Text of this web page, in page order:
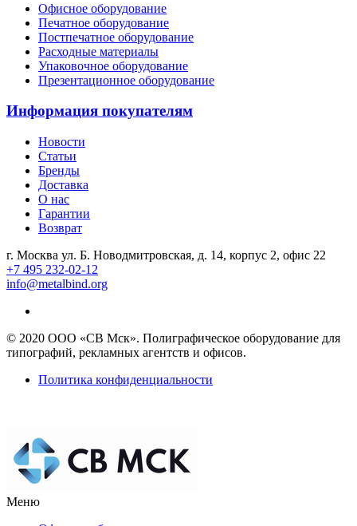
Офисное оборудование
Печатное оборудование
Постпечатное оборудование
Расходные материалы
Упаковочное оборудование
Презентационное оборудование
Информация покупателям
Новости
Статьи
Бренды
Доставка
О нас
Гарантии
Возврат
г. Москва ул. Б. Новодмитровская, д. 14, корпус 2, офис 22
+7 495 232-02-12
info@metalbind.org
© 2020 ООО «СВ Мск». Полиграфическое оборудование для
типографий, рекламных агентств и офисов.
Политика конфиденциальности
Меню